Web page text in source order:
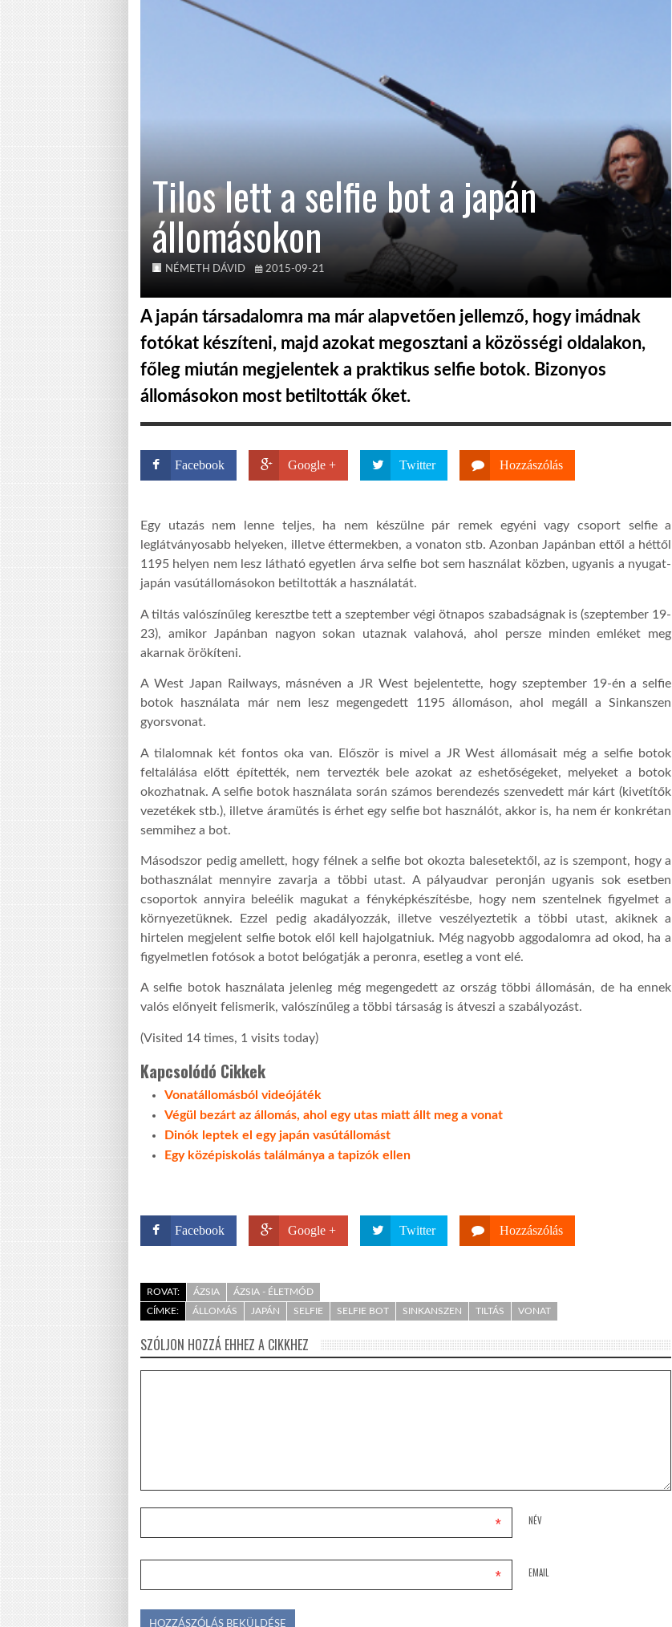
Tilos lett a selfie bot a japán
állomásokon
NÉMETH DÁVID 2015-09-21
A japán társadalomra ma már alapvetően jellemző, hogy imádnak
fotókat készíteni, majd azokat megosztani a közösségi oldalakon,
főleg miután megjelentek a praktikus selfie botok. Bizonyos
állomásokon most betiltották őket.
Facebook Google + Twitter Hozzászólás
Egy utazás nem lenne teljes, ha nem készülne pár remek egyéni vagy csoport selfie a
leglátványosabb helyeken, illetve éttermekben, a vonaton stb. Azonban Japánban ettől a héttől
1195 helyen nem lesz látható egyetlen árva selfie bot sem használat közben, ugyanis a nyugat-
japán vasútállomásokon betiltották a használatát.
A tiltás valószínűleg keresztbe tett a szeptember végi ötnapos szabadságnak is (szeptember 19-
23), amikor Japánban nagyon sokan utaznak valahová, ahol persze minden emléket meg
akarnak örökíteni.
A West Japan Railways, másnéven a JR West bejelentette, hogy szeptember 19-én a selfie
botok használata már nem lesz megengedett 1195 állomáson, ahol megáll a Sinkanszen
gyorsvonat.
A tilalomnak két fontos oka van. Először is mivel a JR West állomásait még a selfie botok
feltalálása előtt építették, nem tervezték bele azokat az eshetőségeket, melyeket a botok
okozhatnak. A selfie botok használata során számos berendezés szenvedett már kárt (kivetítők
vezetékek stb.), illetve áramütés is érhet egy selfie bot használót, akkor is, ha nem ér konkrétan
semmihez a bot.
Másodszor pedig amellett, hogy félnek a selfie bot okozta balesetektől, az is szempont, hogy a
bothasználat mennyire zavarja a többi utast. A pályaudvar peronján ugyanis sok esetben
csoportok annyira beleélik magukat a fényképkészítésbe, hogy nem szentelnek figyelmet a
környezetüknek. Ezzel pedig akadályozzák, illetve veszélyeztetik a többi utast, akiknek a
hirtelen megjelent selfie botok elől kell hajolgatniuk. Még nagyobb aggodalomra ad okod, ha a
figyelmetlen fotósok a botot belógatják a peronra, esetleg a vont elé.
A selfie botok használata jelenleg még megengedett az ország többi állomásán, de ha ennek
valós előnyeit felismerik, valószínűleg a többi társaság is átveszi a szabályozást.
(Visited 14 times, 1 visits today)
Kapcsolódó Cikkek
Vonatállomásból videójáték
Végül bezárt az állomás, ahol egy utas miatt állt meg a vonat
Dinók leptek el egy japán vasútállomást
Egy középiskolás találmánya a tapizók ellen
Facebook Google + Twitter Hozzászólás
ROVAT: ÁZSIA
ÁZSIA - ÉLETMÓD
CÍMKE:
ÁLLOMÁS JAPÁN SELFIE SELFIE BOT SINKANSZEN TILTÁS VONAT
SZÓLJON HOZZÁ EHHEZ A CIKKHEZ
NÉV
*
EMAIL
*